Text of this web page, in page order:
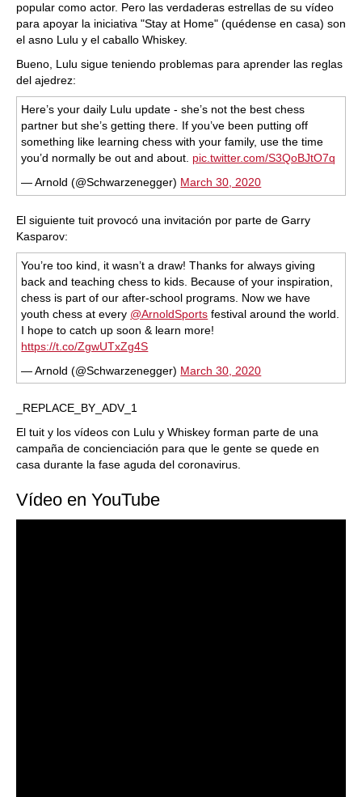
popular como actor. Pero las verdaderas estrellas de su vídeo
para apoyar la iniciativa "Stay at Home" (quédense en casa) son
el asno Lulu y el caballo Whiskey.
Bueno, Lulu sigue teniendo problemas para aprender las reglas
del ajedrez:
Here’s your daily Lulu update - she’s not the best chess
partner but she’s getting there. If you’ve been putting off
something like learning chess with your family, use the time
you’d normally be out and about. pic.twitter.com/S3QoBJtO7q
— Arnold (@Schwarzenegger) March 30, 2020
El siguiente tuit provocó una invitación por parte de Garry
Kasparov:
You’re too kind, it wasn’t a draw! Thanks for always giving
back and teaching chess to kids. Because of your inspiration,
chess is part of our after-school programs. Now we have
youth chess at every @ArnoldSports festival around the world.
I hope to catch up soon & learn more!
https://t.co/ZgwUTxZg4S
— Arnold (@Schwarzenegger) March 30, 2020
_REPLACE_BY_ADV_1
El tuit y los vídeos con Lulu y Whiskey forman parte de una
campaña de concienciación para que le gente se quede en
casa durante la fase aguda del coronavirus.
Vídeo en YouTube